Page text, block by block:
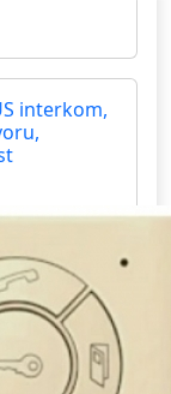
interkom,